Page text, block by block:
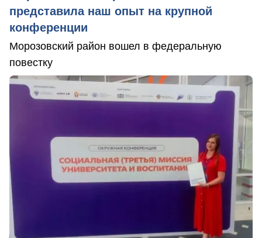
представила наш опыт на крупной
конференции
Морозовский район вошел в федеральную
повестку